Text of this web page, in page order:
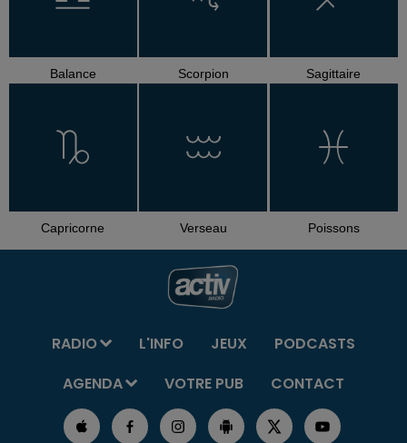
Balance Scorpion Sagittaire
Capricorne Verseau Poissons
RADIO L'INFO JEUX
PODCASTS
AGENDA
VOTRE PUB CONTACT